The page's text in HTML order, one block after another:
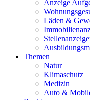
Anzeige
Läden &
Themen
Natur
Klimaschutz
Medizin
Auto &